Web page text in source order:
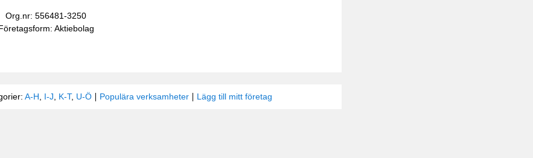
Org.nr: 556481-3250
Aktiebolag
A-H I-J K-T, U-Ö Populära verksamheter Lägg till mitt företag